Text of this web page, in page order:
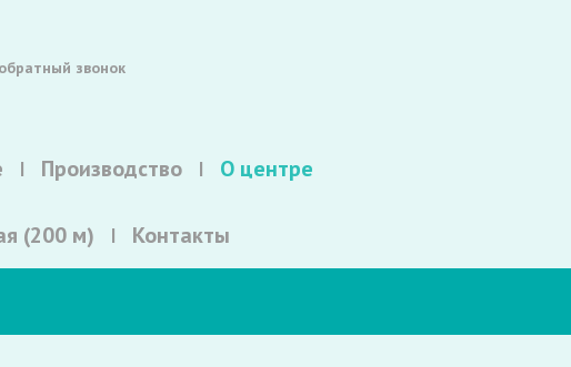
звонок
Производство О центре
(200 м) Контакты